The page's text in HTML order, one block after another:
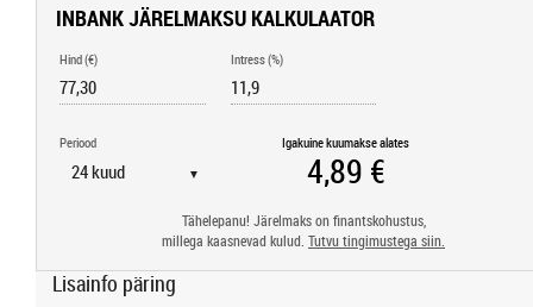
INBANK JÄRELMAKSU KALKULAATOR
Hind (€) Intress (%)
Periood
▼
Igakuine kuumakse alates
Tähelepanu! Järelmaks on finantskohustus,
millega kaasnevad kulud. Tutvu tingimustega siin.
Lisainfo päring